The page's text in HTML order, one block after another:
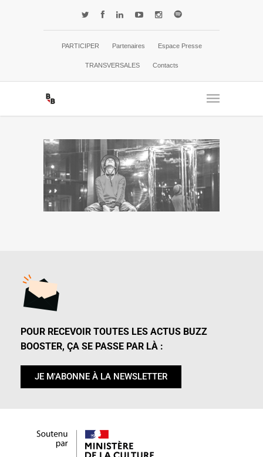
PARTICIPER Partenaires Espace Presse
TRANSVERSALES Contacts
POUR RECEVOIR TOUTES LES ACTUS BUZZ
BOOSTER, ÇA SE PASSE PAR LÀ :
JE M'ABONNE À LA NEWSLETTER